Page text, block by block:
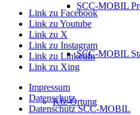
SCC-MOBIL
SCC-MOBIL
Kfz-Ortung
Link zu Facebook
Link zu Youtube
Link zu X
Link zu Instagram
Link zu LinkedIn
Link zu Xing
Impressum
Datenschutz
Datenschutz SCC-MOBIL